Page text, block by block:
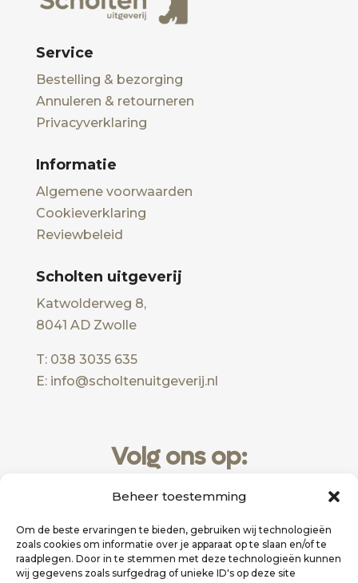
Beheer toestemming
Om de beste ervaringen te bieden, gebruiken wij technologieën
zoals cookies om informatie over je apparaat op te slaan en/of te
raadplegen. Door in te stemmen met deze technologieën kunnen
wij gegevens zoals surfgedrag of unieke ID's op deze site
Service
Bestelling & bezorging
Annuleren & retourneren
Privacyverklaring
Informatie
Algemene voorwaarden
Cookieverklaring
Reviewbeleid
Scholten uitgeverij
Katwolderweg 8,
8041 AD Zwolle
T: 038 3035 635
E: info@scholtenuitgeverij.nl
Volg ons op: